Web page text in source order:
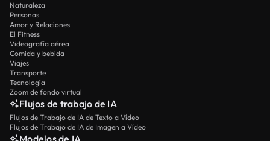
Naturaleza
Personas
Amor y Relaciones
El Fitness
Videografía aérea
Comida y bebida
Viajes
Transporte
Tecnología
Zoom de fondo virtual
Flujos de trabajo de IA
Flujos de Trabajo de IA de Texto a Vídeo
Flujos de Trabajo de IA de Imagen a Vídeo
Modelos de IA